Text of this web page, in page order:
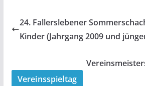
24. Fallerslebener
Kinder (Jahrgang 2009 und
Vereinsspieltag